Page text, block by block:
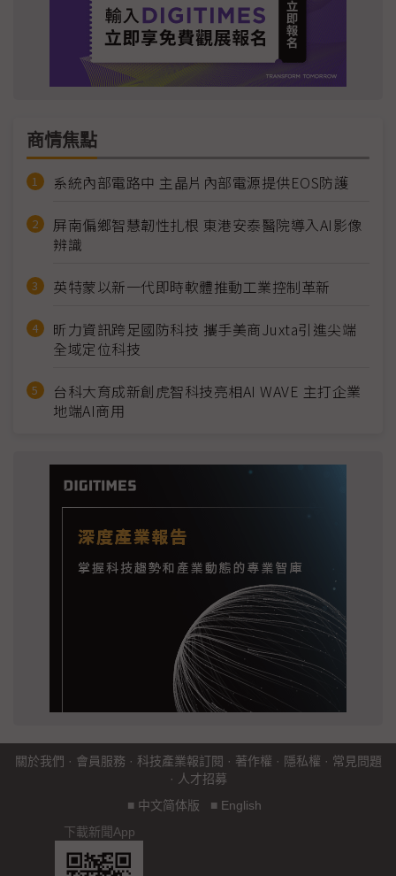
商情焦點
系統內部電路中 主晶片內部電源提供EOS防護
屏南偏鄉智慧韌性扎根 東港安泰醫院導入AI影像
辨識
英特蒙以新一代即時軟體推動工業控制革新
昕力資訊跨足國防科技 攜手美商Juxta引進尖端
全域定位科技
台科大育成新創虎智科技亮相AI WAVE 主打企業
地端AI商用
關於我們 · 會員服務 · 科技產業報訂閱 · 著作權 · 隱私權 · 常見問題
· 人才招募
■ 中文简体版 ■ English
下載新聞App